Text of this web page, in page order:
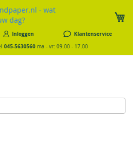
Inloggen Klantenservice
045-5630560 ma - vr: 09.00 - 17.00